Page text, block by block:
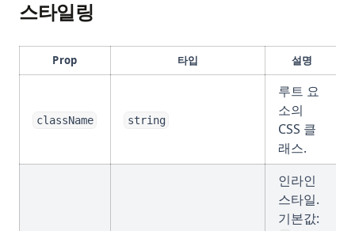
스타일링
Prop 타입 설명
className string
루트 요
소의
CSS 클
래스.
인라인
스타일.
기본값: